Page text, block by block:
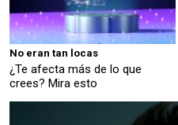
No eran tan locas
¿Te afecta más de lo que
crees? Mira esto